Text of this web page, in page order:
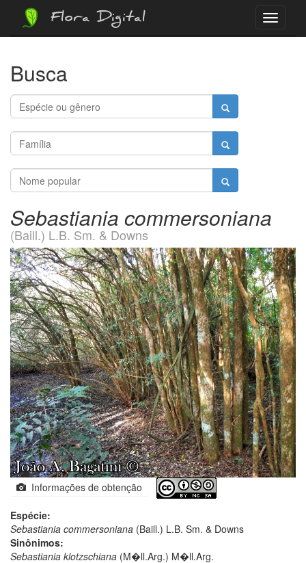
Menu
Flora Digital
Busca
Sebastiania commersoniana
(Baill.) L.B. Sm. & Downs
Informações de obtenção
Espécie:
Sebastiania commersoniana (Baill.) L.B. Sm. & Downs
Sinônimos:
Sebastiania klotzschiana (M�ll.Arg.) M�ll.Arg.